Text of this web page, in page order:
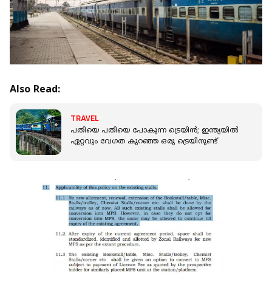
Also Read:
TRAVEL
പതിയെ പതിയെ പോകുന്ന ട്രെയിന്‍; ഇന്ത്യയില്‍
ഏറ്റവും വേഗത കുറഞ്ഞ ഒരു ട്രെയിനുണ്ട്